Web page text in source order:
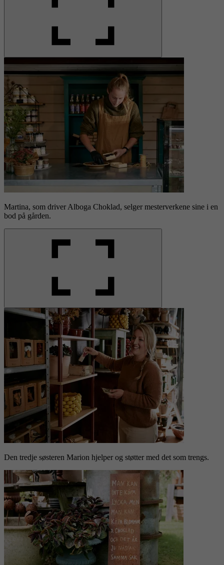
Martina, som driver Alboga Choklad, selger mesterverkene sine i en
bod på gården.
Den tredje søsteren Marion hjelper og støtter med det som trengs.